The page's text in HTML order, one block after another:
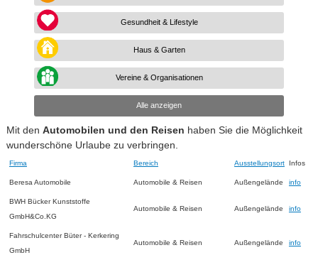
Gesundheit & Lifestyle
Haus & Garten
Vereine & Organisationen
Alle anzeigen
Mit den Automobilen und den Reisen haben Sie die Möglichkeit
wunderschöne Urlaube zu verbringen.
Firma Bereich Ausstellungsort Infos
Beresa Automobile Automobile & Reisen Außengelände info
BWH Bücker Kunststoffe
GmbH&Co.KG
Automobile & Reisen Außengelände info
Fahrschulcenter Büter - Kerkering
GmbH
Automobile & Reisen Außengelände info